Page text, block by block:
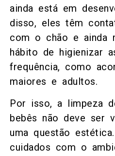
ainda está em
disso, eles têm
com o chão e ainda
hábito de higienizar
frequência, como
maiores e adultos.
Por isso, a limpeza
bebês não deve ser
uma questão
cuidados com o